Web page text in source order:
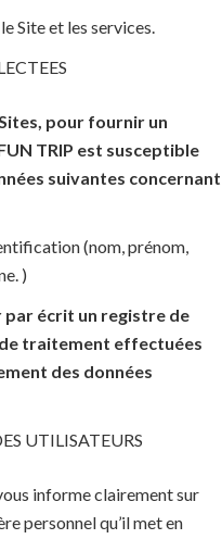
Site et les services.
pour fournir un
TRIP est susceptible
suivantes concernant
(nom, prénom,
)
par écrit un registre de
traitement effectuées
des données
UTILISATEURS
informe clairement sur
personnel qu’il met en